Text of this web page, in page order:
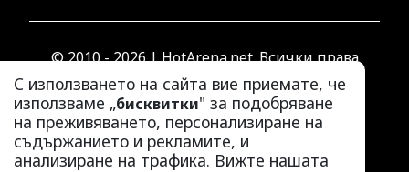
С използването на сайта вие приемате, че
използваме „бисквитки" за подобряване
на преживяването, персонализиране на
съдържанието и рекламите, и
анализиране на трафика. Вижте нашата
© 2010 - 2026 | HotArena.net. Всички права
запазени.
РЕКЛАМА
КОНТАКТИ